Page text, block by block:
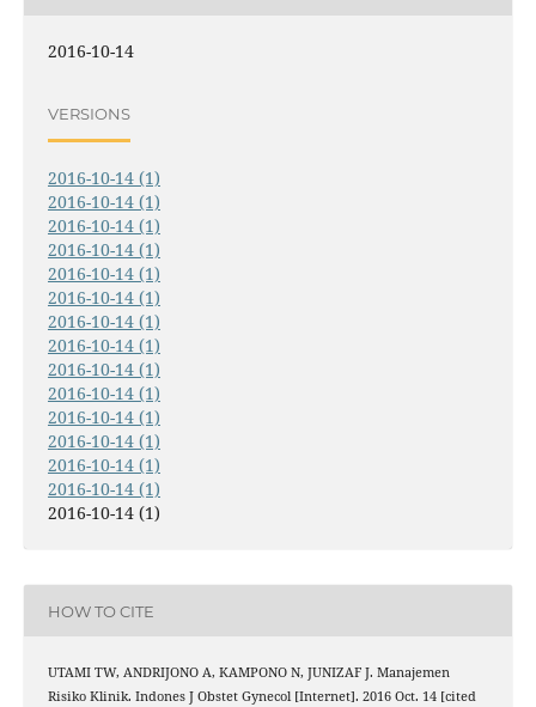
2016-10-14
VERSIONS
2016-10-14 (1)
2016-10-14 (1)
2016-10-14 (1)
2016-10-14 (1)
2016-10-14 (1)
2016-10-14 (1)
2016-10-14 (1)
2016-10-14 (1)
2016-10-14 (1)
2016-10-14 (1)
2016-10-14 (1)
2016-10-14 (1)
2016-10-14 (1)
2016-10-14 (1)
2016-10-14 (1)
HOW TO CITE
UTAMI TW, ANDRIJONO A, KAMPONO N, JUNIZAF J. Manajemen
Risiko Klinik. Indones J Obstet Gynecol [Internet]. 2016 Oct. 14 [cited